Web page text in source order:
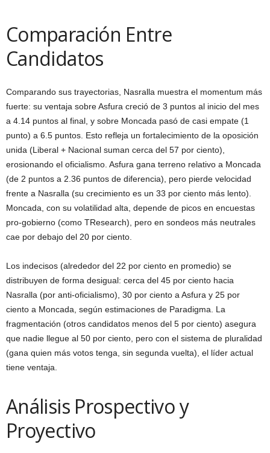
Comparación Entre
Candidatos
Comparando sus trayectorias, Nasralla muestra el momentum más
fuerte: su ventaja sobre Asfura creció de 3 puntos al inicio del mes
a 4.14 puntos al final, y sobre Moncada pasó de casi empate (1
punto) a 6.5 puntos. Esto refleja un fortalecimiento de la oposición
unida (Liberal + Nacional suman cerca del 57 por ciento),
erosionando el oficialismo. Asfura gana terreno relativo a Moncada
(de 2 puntos a 2.36 puntos de diferencia), pero pierde velocidad
frente a Nasralla (su crecimiento es un 33 por ciento más lento).
Moncada, con su volatilidad alta, depende de picos en encuestas
pro-gobierno (como TResearch), pero en sondeos más neutrales
cae por debajo del 20 por ciento.
Los indecisos (alrededor del 22 por ciento en promedio) se
distribuyen de forma desigual: cerca del 45 por ciento hacia
Nasralla (por anti-oficialismo), 30 por ciento a Asfura y 25 por
ciento a Moncada, según estimaciones de Paradigma. La
fragmentación (otros candidatos menos del 5 por ciento) asegura
que nadie llegue al 50 por ciento, pero con el sistema de pluralidad
(gana quien más votos tenga, sin segunda vuelta), el líder actual
tiene ventaja.
Análisis Prospectivo y
Proyectivo